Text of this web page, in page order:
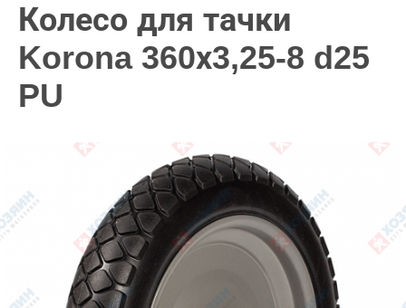
Колесо для тачки
Korona 360х3,25-8 d25
PU